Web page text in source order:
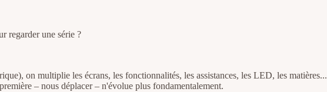
regarder une série ?
on multiplie les écrans, les fonctionnalités, les assistances, les LED, les matières...
– nous déplacer – n'évolue plus fondamentalement.